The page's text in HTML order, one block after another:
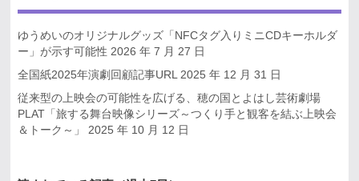
ゆうめいのオリジナルグッズ「NFCタグ入りミニCDキーホルダ
ー」が示す可能性 2026 年 7 月 27 日
全国紙2025年演劇回顧記事URL 2025 年 12 月 31 日
従来型の上映会の可能性を広げる、穂の国とよはし芸術劇場
PLAT「旅する舞台映像シリーズ～つくり手と観客を結ぶ上映会
＆トーク～」
2025 年 10 月 12 日